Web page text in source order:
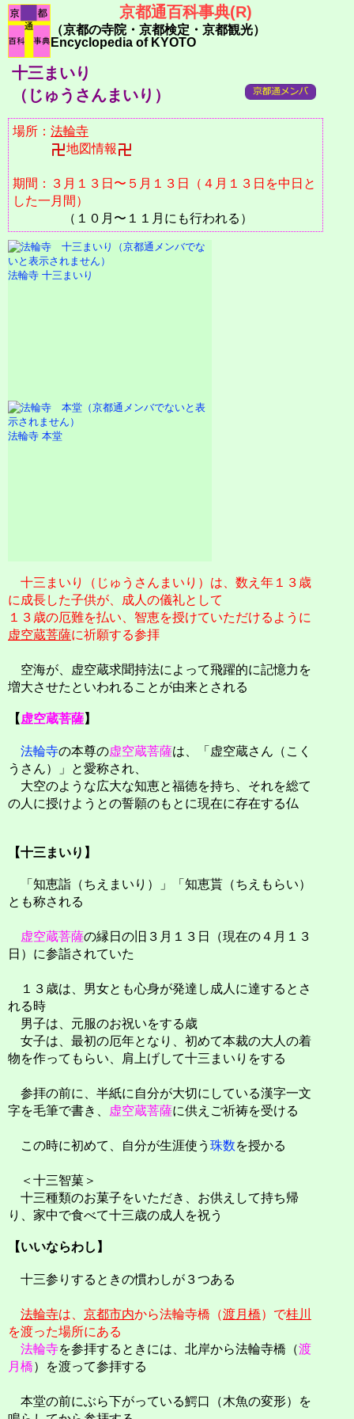
京都通百科事典(R)
（京都の寺院・京都検定・京都観光）
Encyclopedia of KYOTO
十三まいり
（じゅうさんまいり）
場所： 法輪寺
地図情報
期間：３月１３日〜５月１３日（４月１３日を中日と
した一月間）
（１０月〜１１月にも行われる）
法輪寺 十三まいり
法輪寺 本堂
十三まいり（じゅうさんまいり）は、数え年１３歳
に成長した子供が、成人の儀礼として
１３歳の厄難を払い、智恵を授けていただけるように
虚空蔵菩薩に祈願する参拝
空海が、虚空蔵求聞持法によって飛躍的に記憶力を
増大させたといわれることが由来とされる
【虚空蔵菩薩】
法輪寺の本尊の虚空蔵菩薩は、「虚空蔵さん（こく
うさん）」と愛称され、
大空のような広大な知恵と福徳を持ち、それを総て
の人に授けようとの誓願のもとに現在に存在する仏
【十三まいり】
「知恵詣（ちえまいり）」「知恵貰（ちえもらい）
とも称される
虚空蔵菩薩の縁日の旧３月１３日（現在の４月１３
日）に参詣されていた
１３歳は、男女とも心身が発達し成人に達するとさ
れる時
男子は、元服のお祝いをする歳
女子は、最初の厄年となり、初めて本裁の大人の着
物を作ってもらい、肩上げして十三まいりをする
参拝の前に、半紙に自分が大切にしている漢字一文
字を毛筆で書き、
虚空蔵菩薩に供えご祈祷を受ける
この時に初めて、自分が生涯使う 珠数を授かる
＜十三智菓＞
十三種類のお菓子をいただき、お供えして持ち帰
り、家中で食べて十三歳の成人を祝う
【いいならわし】
十三参りするときの慣わしが３つある
法輪寺は、 京都市内から法輪寺橋（渡月橋）で桂川
を渡った場所にある
法輪寺を参拝するときには、北岸から法輪寺橋（渡
月橋）を渡って参拝する
本堂の前にぶら下がっている鰐口（木魚の変形）を